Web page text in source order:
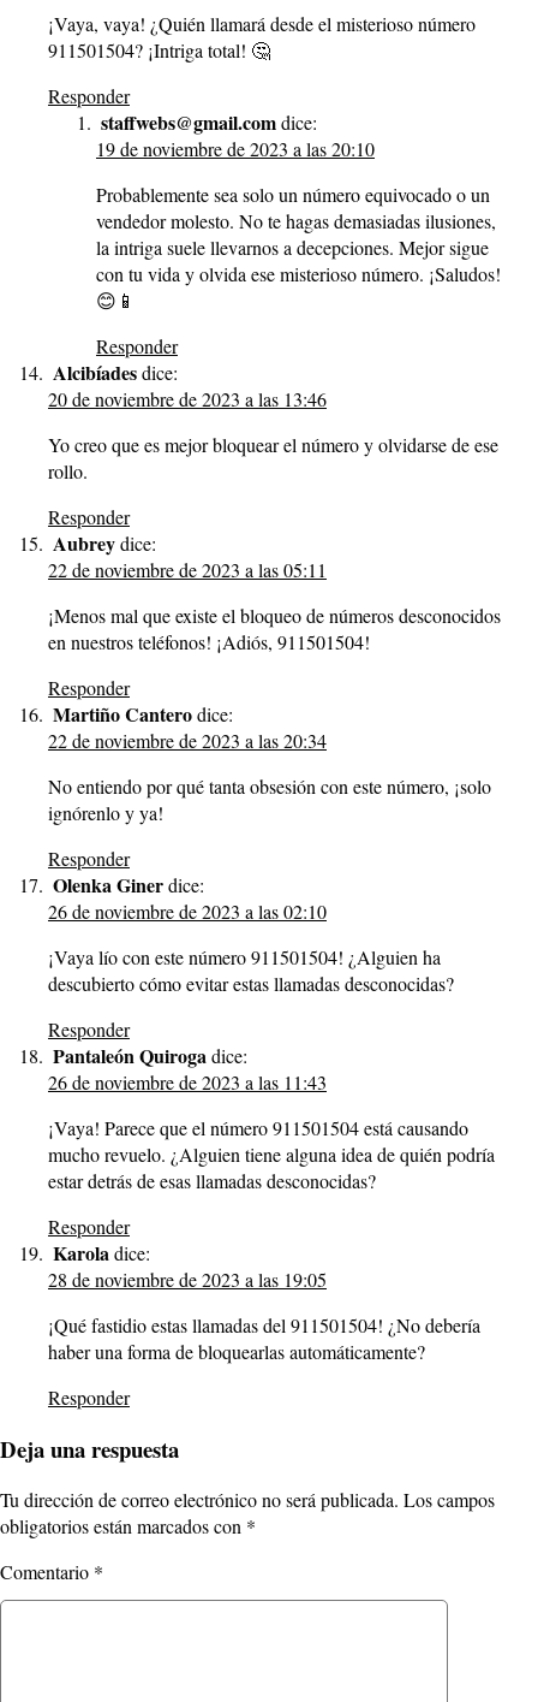
¡Vaya, vaya! ¿Quién llamará desde el misterioso número
911501504? ¡Intriga total! 🤔
Responder
staffwebs@gmail.comdice:
19 de noviembre de 2023 a las 20:10
Probablemente sea solo un número equivocado o un
vendedor molesto. No te hagas demasiadas ilusiones,
la intriga suele llevarnos a decepciones. Mejor sigue
con tu vida y olvida ese misterioso número. ¡Saludos!
😊📱
Responder
Alcibíadesdice:
20 de noviembre de 2023 a las 13:46
Yo creo que es mejor bloquear el número y olvidarse de ese
rollo.
Responder
Aubreydice:
22 de noviembre de 2023 a las 05:11
¡Menos mal que existe el bloqueo de números desconocidos
en nuestros teléfonos! ¡Adiós, 911501504!
Responder
Martiño Canterodice:
22 de noviembre de 2023 a las 20:34
No entiendo por qué tanta obsesión con este número, ¡solo
ignórenlo y ya!
Responder
Olenka Ginerdice:
26 de noviembre de 2023 a las 02:10
¡Vaya lío con este número 911501504! ¿Alguien ha
descubierto cómo evitar estas llamadas desconocidas?
Responder
Pantaleón Quirogadice:
26 de noviembre de 2023 a las 11:43
¡Vaya! Parece que el número 911501504 está causando
mucho revuelo. ¿Alguien tiene alguna idea de quién podría
estar detrás de esas llamadas desconocidas?
Responder
Karoladice:
28 de noviembre de 2023 a las 19:05
¡Qué fastidio estas llamadas del 911501504! ¿No debería
haber una forma de bloquearlas automáticamente?
Responder
Deja una respuesta
Tu dirección de correo electrónico no será publicada. Los campos
obligatorios están marcados con *
Comentario *